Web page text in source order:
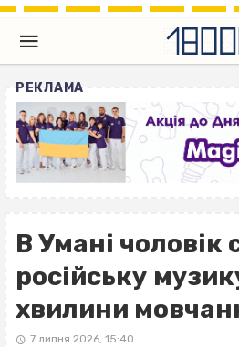
РЕКЛАМА
В Умані чоловік
російську
хвилини
7 липня 2026, 15:40